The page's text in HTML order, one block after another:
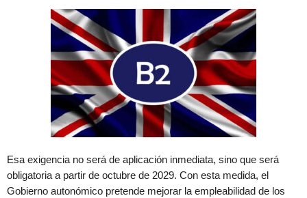
Esa exigencia no será de aplicación inmediata, sino que será
obligatoria a partir de octubre de 2029. Con esta medida, el
Gobierno autonómico pretende mejorar la empleabilidad de los